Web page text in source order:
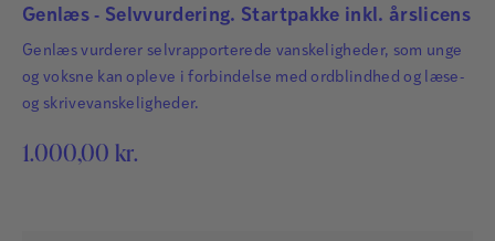
Genlæs - Selvvurdering. Startpakke inkl. årslicens
Genlæs vurderer selvrapporterede vanskeligheder, som unge
og voksne kan opleve i forbindelse med ordblindhed og læse-
og skrivevanskeligheder.
1.000,00 kr.